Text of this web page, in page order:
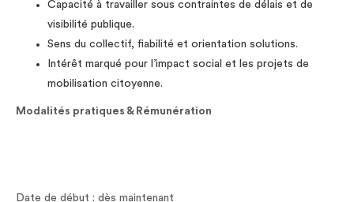
Capacité à travailler sous contraintes de délais et de
visibilité publique.
Sens du collectif, fiabilité et orientation solutions.
Intérêt marqué pour l’impact social et les projets de
mobilisation citoyenne.
Modalités pratiques & Rémunération
Date de début : dès maintenant